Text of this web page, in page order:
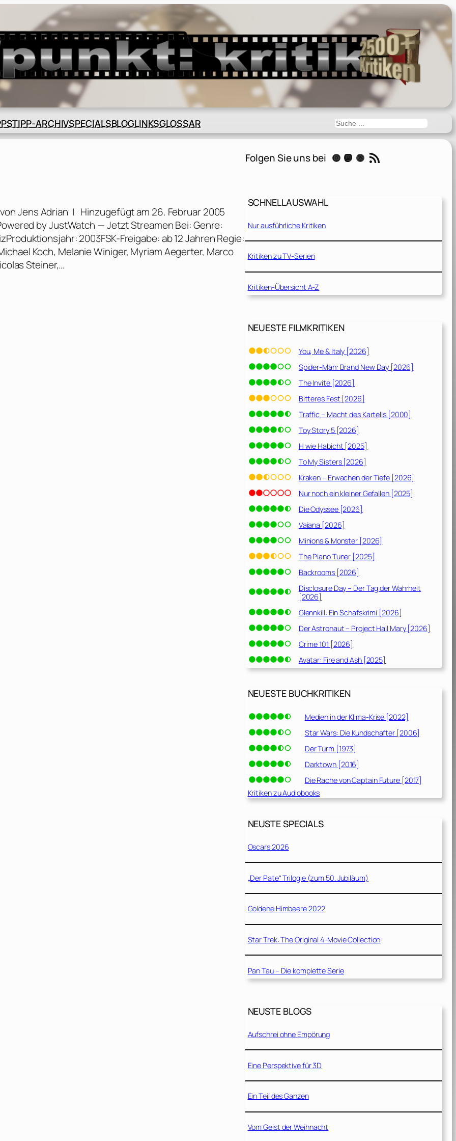
TIPP-ARCHIVSPECIALSBLOGLINKSGLOSSAR Suchen
Jens Adrian | Hinzugefügt am 26. Februar 2005
by JustWatch — Jetzt Streamen Bei: Genre:
2003FSK-Freigabe: ab 12 Jahren Regie:
Koch, Melanie Winiger, Myriam Aegerter, Marco
Steiner,…
Folgen Sie uns bei Instagram Mastodon Threads RSS-Feed
SCHNELLAUSWAHL
Nur ausführliche Kritiken
Kritiken zu TV-Serien
Kritiken-Übersicht A-Z
NEUESTE FILMKRITIKEN
You, Me & Italy [2026]
Spider-Man: Brand New Day [2026]
The Invite [2026]
Bitteres Fest [2026]
Traffic – Macht des Kartells [2000]
Toy Story 5 [2026]
H wie Habicht [2025]
To My Sisters [2026]
Kraken – Erwachen der Tiefe [2026]
Nur noch ein kleiner Gefallen [2025]
Die Odyssee [2026]
Vaiana [2026]
Minions & Monster [2026]
The Piano Tuner [2025]
Backrooms [2026]
Disclosure Day – Der Tag der Wahrheit
[2026]
Glennkill: Ein Schafskrimi [2026]
Der Astronaut – Project Hail Mary [2026]
Crime 101 [2026]
Avatar: Fire and Ash [2025]
NEUESTE BUCHKRITIKEN
Medien in der Klima-Krise [2022]
Star Wars: Die Kundschafter [2006]
Der Turm [1973]
Darktown [2016]
Die Rache von Captain Future [2017]
Kritiken zu Audiobooks
NEUSTE SPECIALS
Oscars 2026
„Der Pate“ Trilogie (zum 50. Jubiläum)
Goldene Himbeere 2022
Star Trek: The Original 4-Movie Collection
Pan Tau – Die komplette Serie
NEUSTE BLOGS
Aufschrei ohne Empörung
Eine Perspektive für 3D
Ein Teil des Ganzen
Vom Geist der Weihnacht